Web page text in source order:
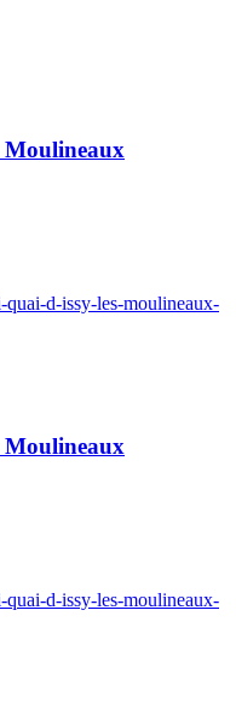
Moulineaux
d-issy-les-moulineaux-
Moulineaux
d-issy-les-moulineaux-